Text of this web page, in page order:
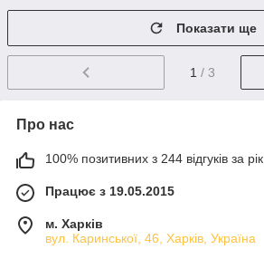
Показати ще
1 / 3
Про нас
100% позитивних з 244 відгуків за рік
Працює з 19.05.2015
м. Харків
вул. Каринської, 46, Харків, Україна